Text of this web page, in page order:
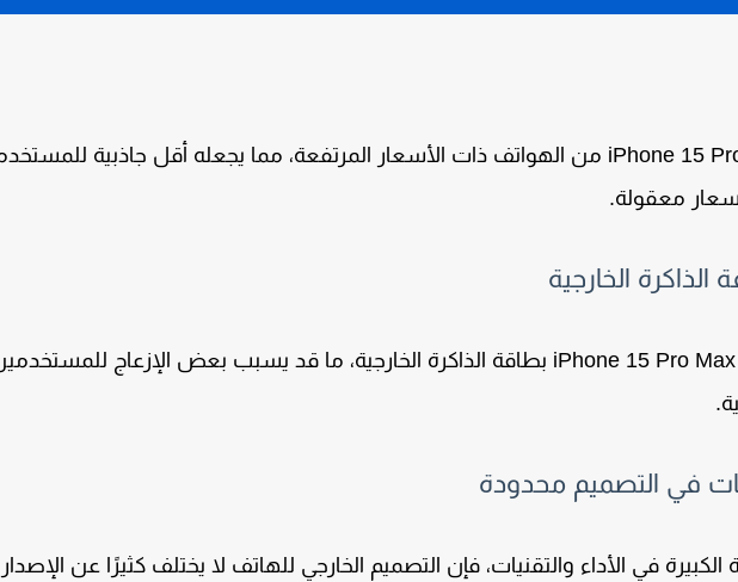
iPhone 15 من الهواتف ذات الأسعار المرتفعة، مما يجعله أقل جاذبية
معقولة.
iPhone 15 Pro Max بطاقة الذاكرة الخارجية، ما قد يسبب بعض الإزعاج
في الأداء والتقنيات، فإن التصميم الخارجي للهاتف لا يختلف كثيرًا عن